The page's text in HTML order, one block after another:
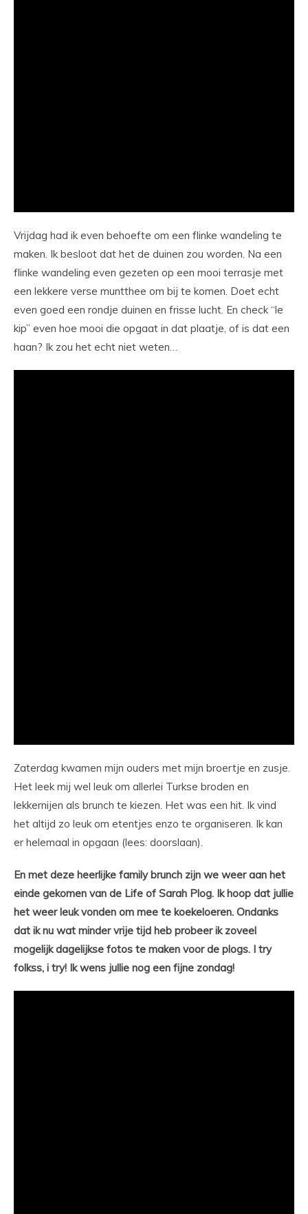
Vrijdag had ik even behoefte om een flinke wandeling te
maken. Ik besloot dat het de duinen zou worden. Na een
flinke wandeling even gezeten op een mooi terrasje met
een lekkere verse muntthee om bij te komen. Doet echt
even goed een rondje duinen en frisse lucht. En check “le
kip” even hoe mooi die opgaat in dat plaatje, of is dat een
haan? Ik zou het echt niet weten…
Zaterdag kwamen mijn ouders met mijn broertje en zusje.
Het leek mij wel leuk om allerlei Turkse broden en
lekkernijen als brunch te kiezen. Het was een hit. Ik vind
het altijd zo leuk om etentjes enzo te organiseren. Ik kan
er helemaal in opgaan (lees: doorslaan).
En met deze heerlijke family brunch zijn we weer aan het
einde gekomen van de Life of Sarah Plog. Ik hoop dat jullie
het weer leuk vonden om mee te koekeloeren. Ondanks
dat ik nu wat minder vrije tijd heb probeer ik zoveel
mogelijk dagelijkse fotos te maken voor de plogs. I try
folkss, i try! Ik wens jullie nog een fijne zondag!